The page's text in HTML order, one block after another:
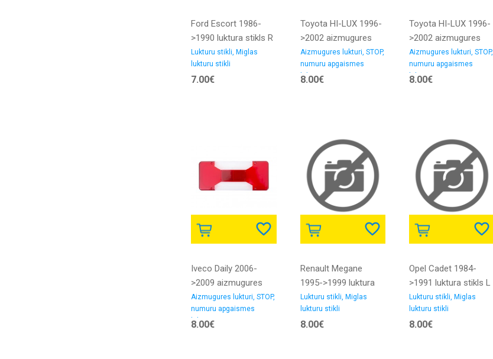
Ford Escort 1986-
>1990 luktura stikls R
AUTOPAL
Lukturu stikli, Miglas
lukturu stikli
7.00€
Toyota HI-LUX 1996-
>2002 aizmugures
luktura stikls L
balts/sarkans 98->
DEPO
Aizmugures lukturi, STOP,
numuru apgaismes
lukturi
8.00€
Toyota HI-LUX 1996-
>2002 aizmugures
luktura stikls R
balts/sarkans 98->
DEPO
Aizmugures lukturi, STOP,
numuru apgaismes
lukturi
8.00€
Iveco Daily 2006-
>2009 aizmugures
luktura stikls L=R
modelim ar kravas
kasti
Aizmugures lukturi, STOP,
numuru apgaismes
lukturi
8.00€
Renault Megane
1995->1999 luktura
stikls R
Lukturu stikli, Miglas
lukturu stikli
8.00€
Opel Cadet 1984-
>1991 luktura stikls L
AUTOPAL
Lukturu stikli, Miglas
lukturu stikli
8.00€